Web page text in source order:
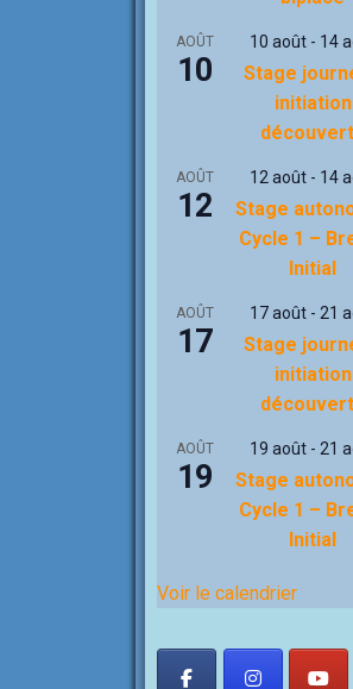
AOÛT
10
10 août- 14
Stage
initiation
AOÛT
12
12 août- 14
Stage
Cycle 1 –
Initial
AOÛT
17
17 août- 21
Stage
initiation
AOÛT
19
19 août- 21
Stage
Cycle 1 –
Initial
Voir le calendrier